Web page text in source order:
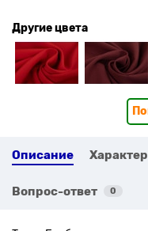
Другие цвета
Описание
Вопрос-ответ 0